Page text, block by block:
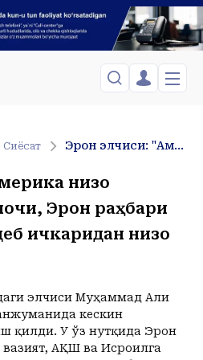
kiritng
SMS orqali yuboramiz
Shahar
C
+29 C +28C +25
Сиёсат Эрон элчиси: "Америка низо келтириб чиқармоқчи, Эрон раҳбари ўлди, йўқ бўлди деб ичкаридан низо қўзғайди…"
низо
Эрон раҳбари
ичкаридан низо
элчиси Муҳаммад Али
кескин
қилди. У ўз нутқида Эрон
вазият, АҚШ ва Исроилга